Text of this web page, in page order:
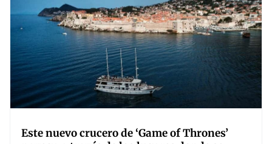
Este nuevo crucero de ‘Game of Thrones’